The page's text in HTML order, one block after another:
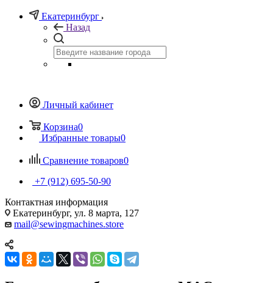
Екатеринбург
Назад
Личный кабинет
Корзина0
Избранные товары0
Сравнение товаров0
+7 (912) 695-50-90
Контактная информация
Екатеринбург, ул. 8 марта, 127
mail@sewingmachines.store